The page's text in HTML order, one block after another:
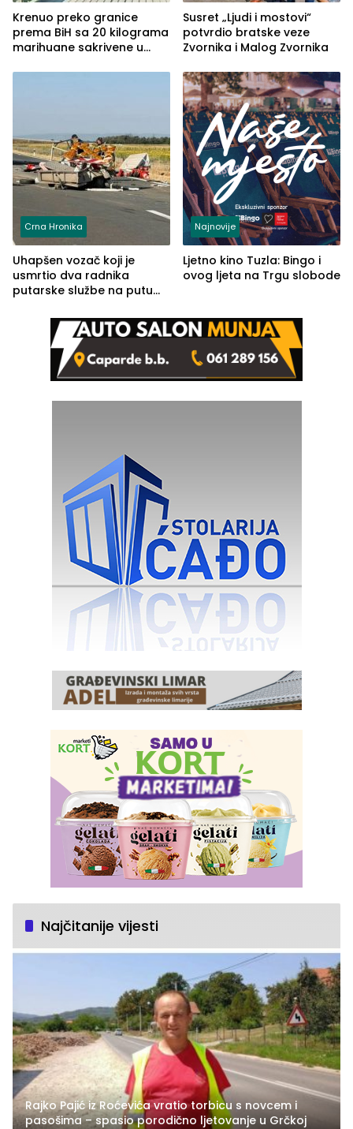
Krenuo preko granice
prema BiH sa 20 kilograma
marihuane sakrivene u
Susret „Ljudi i mostovi“
potvrdio bratske veze
Zvornika i Malog Zvornika
Crna Hronika
Uhapšen vozač koji je
usmrtio dva radnika
putarske službe na putu
(FOTO)
Najnovije
Ljetno kino Tuzla: Bingo i
ovog ljeta na Trgu slobode
Najčitanije vijesti
Rajko Pajić iz Roćevića vratio torbicu s novcem i
pasošima – spasio porodično ljetovanje u Grčkoj